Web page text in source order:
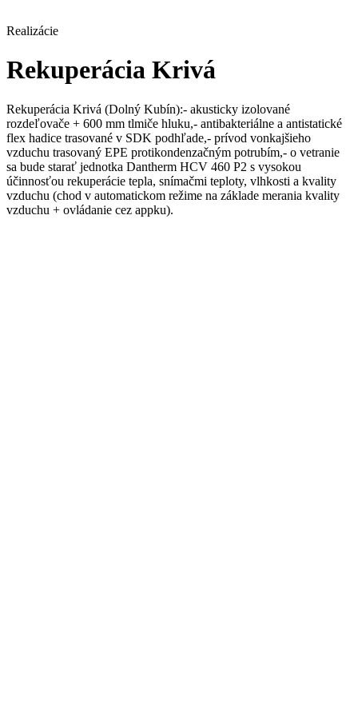
Realizácie
Rekuperácia Krivá
Rekuperácia Krivá (Dolný Kubín):- akusticky izolované
rozdeľovače + 600 mm tlmiče hluku,- antibakteriálne a antistatické
flex hadice trasované v SDK podhľade,- prívod vonkajšieho
vzduchu trasovaný EPE protikondenzačným potrubím,- o vetranie
sa bude starať jednotka Dantherm HCV 460 P2 s vysokou
účinnosťou rekuperácie tepla, snímačmi teploty, vlhkosti a kvality
vzduchu (chod v automatickom režime na základe merania kvality
vzduchu + ovládanie cez appku).